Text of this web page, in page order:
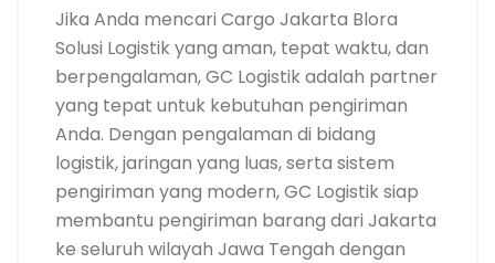
Jika Anda mencari Cargo Jakarta Blora
Solusi Logistik yang aman, tepat waktu, dan
berpengalaman, GC Logistik adalah partner
yang tepat untuk kebutuhan pengiriman
Anda. Dengan pengalaman di bidang
logistik, jaringan yang luas, serta sistem
pengiriman yang modern, GC Logistik siap
membantu pengiriman barang dari Jakarta
ke seluruh wilayah Jawa Tengah dengan